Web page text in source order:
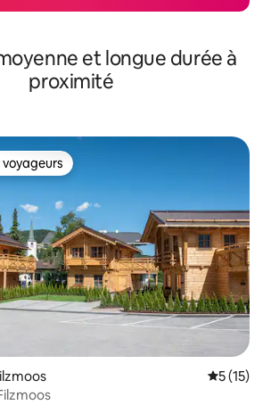
et longue durée à
proximité
les plus appréciés
5 (15)